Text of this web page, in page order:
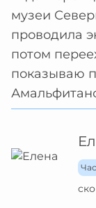
музеи
проводила
потом
показываю